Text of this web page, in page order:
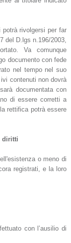
rivolgersi per far
del D.lgs n.196/2003,
Va comunque
documento con fede
nel tempo nel suo
contenuti non dovrà
documentata con
di essere corretti a
rettifica potrà essere
diritti
o meno di
registrati, e la loro
con l’ausilio di